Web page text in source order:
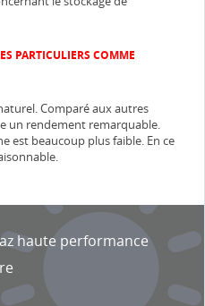
PARTICULIERS COMME
Comparé aux autres
un rendement remarquable.
est beaucoup plus faible. En ce
haute performance